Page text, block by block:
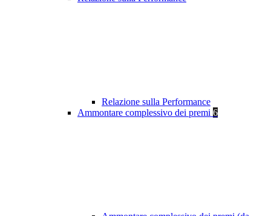
Relazione sulla Performance
Ammontare complessivo dei premi 6